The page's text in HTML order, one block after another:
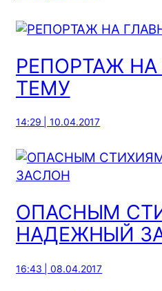
РЕПОРТАЖ
ТЕМУ
14:29 | 10.04.2017
ОПАСНЫМ
НАДЕЖНЫЙ
16:43 | 08.04.2017